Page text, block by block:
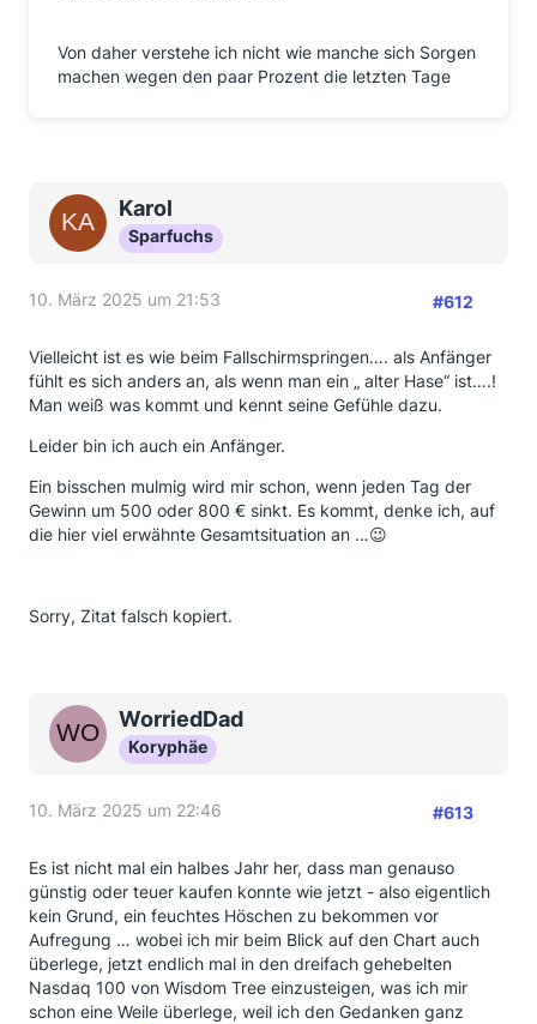
Von daher verstehe ich nicht wie manche sich Sorgen
machen wegen den paar Prozent die letzten Tage
Karol
Sparfuchs
10. März 2025 um 21:53 #612
Vielleicht ist es wie beim Fallschirmspringen…. als Anfänger
fühlt es sich anders an, als wenn man ein „ alter Hase“ ist….!
Man weiß was kommt und kennt seine Gefühle dazu.
Leider bin ich auch ein Anfänger.
Ein bisschen mulmig wird mir schon, wenn jeden Tag der
Gewinn um 500 oder 800 € sinkt. Es kommt, denke ich, auf
die hier viel erwähnte Gesamtsituation an …😉
Sorry, Zitat falsch kopiert.
WorriedDad
Koryphäe
10. März 2025 um 22:46 #613
Es ist nicht mal ein halbes Jahr her, dass man genauso
günstig oder teuer kaufen konnte wie jetzt - also eigentlich
kein Grund, ein feuchtes Höschen zu bekommen vor
Aufregung … wobei ich mir beim Blick auf den Chart auch
überlege, jetzt endlich mal in den dreifach gehebelten
Nasdaq 100 von Wisdom Tree einzusteigen, was ich mir
schon eine Weile überlege, weil ich den Gedanken ganz